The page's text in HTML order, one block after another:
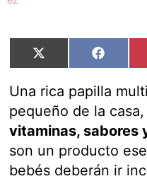
Compartir
en
X
(Twitter) en
Una rica papilla
pequeño de la casa,
vitaminas, sabores
son un producto
bebés deberán ir